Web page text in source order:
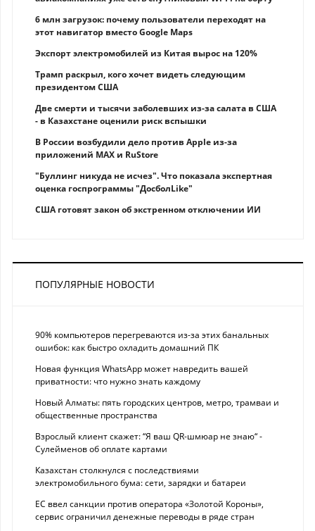
6 млн загрузок: почему пользователи переходят на
этот навигатор вместо Google Maps
Экспорт электромобилей из Китая вырос на 120%
Трамп раскрыл, кого хочет видеть следующим
президентом США
Две смерти и тысячи заболевших из-за салата в США
- в Казахстане оценили риск вспышки
В России возбудили дело против Apple из-за
приложений MAX и RuStore
"Буллинг никуда не исчез". Что показала экспертная
оценка госпрограммы "ДосболLike"
США готовят закон об экстренном отключении ИИ
ПОПУЛЯРНЫЕ НОВОСТИ
90% компьютеров перегреваются из-за этих банальных
ошибок: как быстро охладить домашний ПК
Новая функция WhatsApp может навредить вашей
приватности: что нужно знать каждому
Новый Алматы: пять городских центров, метро, трамваи и
общественные пространства
Взрослый клиент скажет: “Я ваш QR-шмюар не знаю“ -
Сулейменов об оплате картами
Казахстан столкнулся с последствиями
электромобильного бума: сети, зарядки и батареи
ЕС ввел санкции против оператора «Золотой Короны»,
сервис ограничил денежные переводы в ряде стран